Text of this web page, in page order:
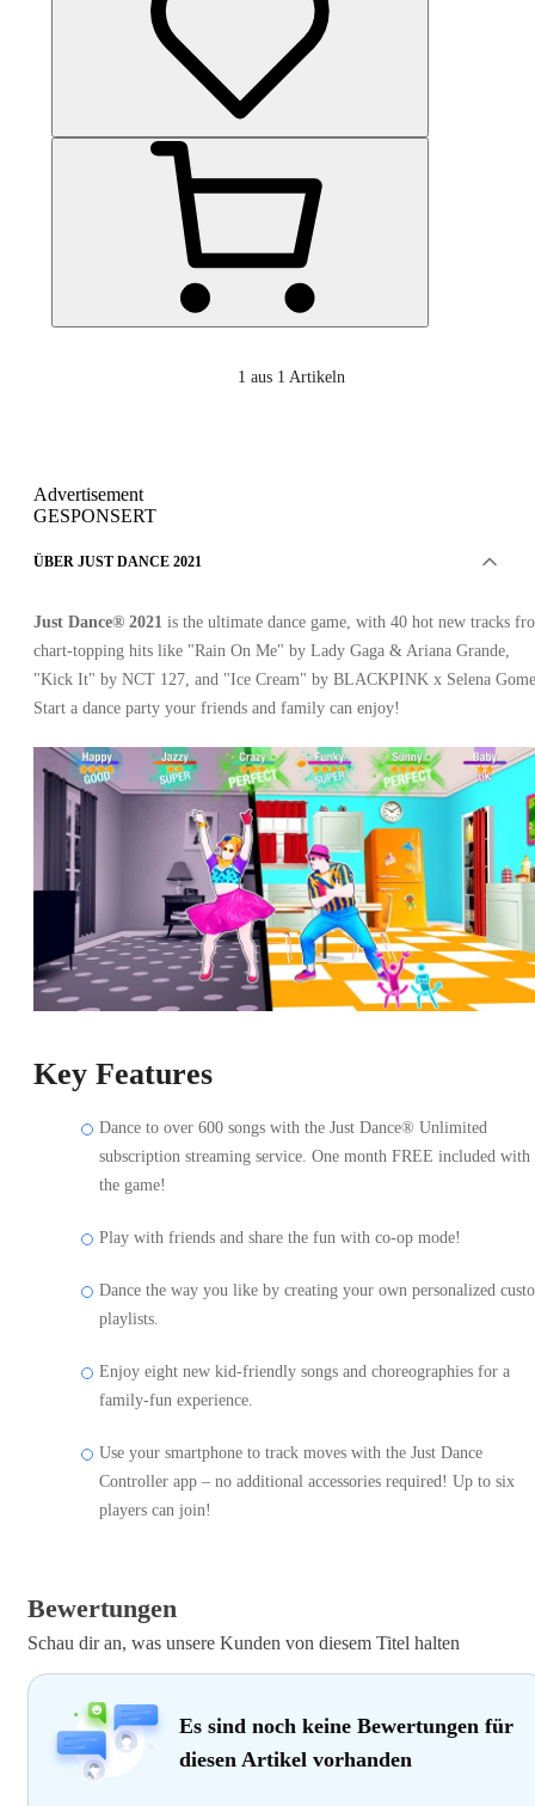
1 aus 1 Artikeln
Advertisement
GESPONSERT
ÜBER JUST DANCE 2021
Just Dance® 2021 is the ultimate dance game, with 40 hot new tracks
chart-topping hits like "Rain On Me" by Lady Gaga & Ariana Grande,
"Kick It" by NCT 127, and "Ice Cream" by BLACKPINK x Selena
Start a dance party your friends and family can enjoy!
Key Features
Dance to over 600 songs with the Just Dance® Unlimited
subscription streaming service. One month FREE included with
the game!
Play with friends and share the fun with co-op mode!
Dance the way you like by creating your own personalized
playlists.
Enjoy eight new kid-friendly songs and choreographies for a
family-fun experience.
Use your smartphone to track moves with the Just Dance
Controller app – no additional accessories required! Up to six
players can join!
Bewertungen
Schau dir an, was unsere Kunden von diesem Titel halten
Es sind noch keine Bewertungen für
diesen Artikel vorhanden